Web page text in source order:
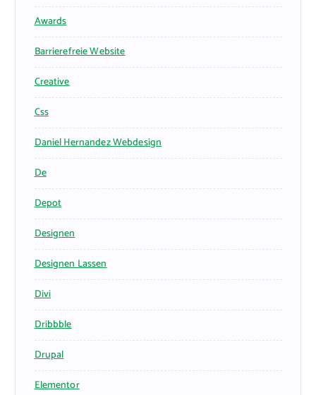
Awards
Barrierefreie Website
Creative
Css
Daniel Hernandez Webdesign
De
Depot
Designen
Designen Lassen
Divi
Dribbble
Drupal
Elementor